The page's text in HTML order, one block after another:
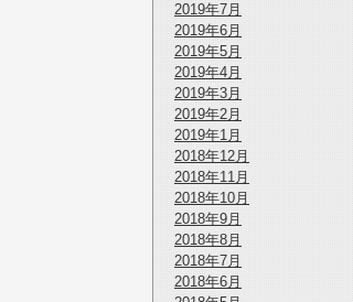
2019年7月
2019年6月
2019年5月
2019年4月
2019年3月
2019年2月
2019年1月
2018年12月
2018年11月
2018年10月
2018年9月
2018年8月
2018年7月
2018年6月